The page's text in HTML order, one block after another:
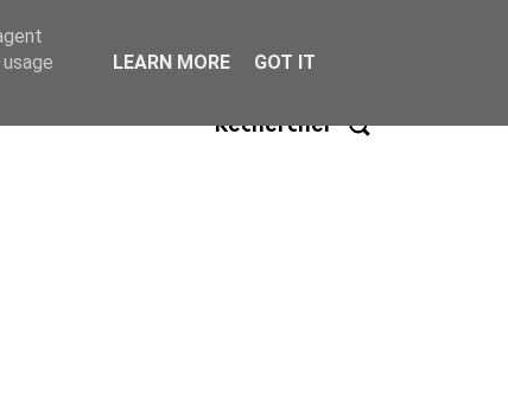
Rechercher
LEARN MORE GOT IT